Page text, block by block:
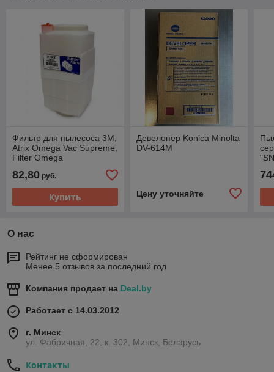
Фильтр для пылесоса 3M,
Atrix Omega Vac Supreme,
Filter Omega
82,80 руб.
Купить
Девелопер Konica Minolta
DV-614M
Цену уточняйте
О нас
Рейтинг не сформирован
Менее 5 отзывов за последний год
Компания продает на Deal.by
Работает с 14.03.2012
г. Минск
ул. Фабричная, 22, к. 302, Минск, Беларусь
Контакты